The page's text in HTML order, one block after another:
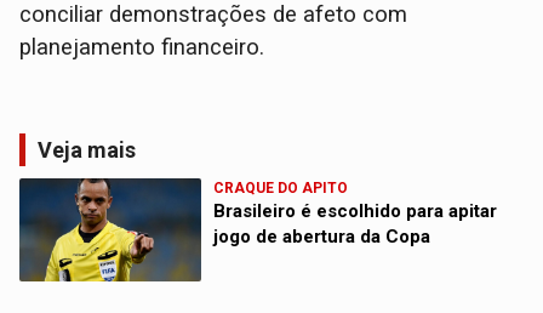
conciliar demonstrações de afeto com
planejamento financeiro.
Veja mais
CRAQUE DO APITO
Brasileiro é escolhido para apitar
jogo de abertura da Copa